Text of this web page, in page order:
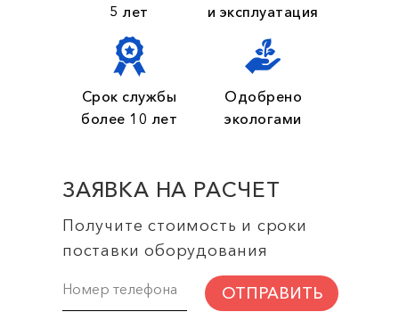
5 лет
и эксплуатация
Срок службы
более 10 лет
Одобрено
экологами
ОТПРАВИТЬ
ЗАЯВКА НА РАСЧЕТ
Получите стоимость и сроки
поставки оборудования